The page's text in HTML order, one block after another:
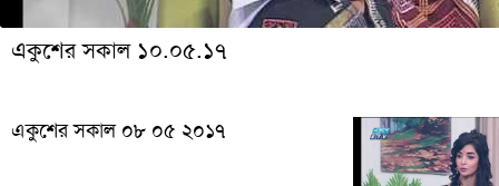
একুশের সকাল ১০.০৫.১৭
একুশের সকাল ০৮ ০৫ ২০১৭